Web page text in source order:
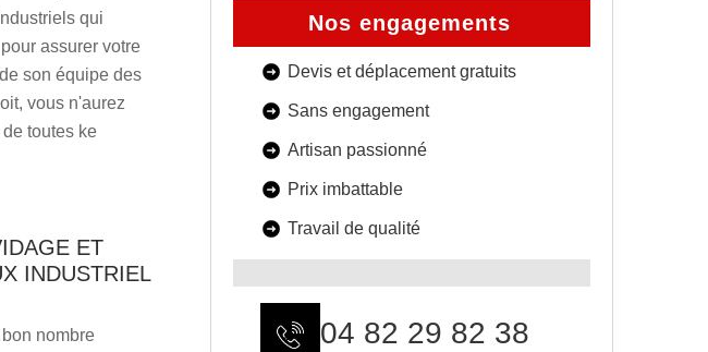
qui
assurer votre
son équipe des
vous n'aurez
toutes ke
ET
INDUSTRIEL
nombre
Nos engagements
Devis et déplacement gratuits
Sans engagement
Artisan passionné
Prix imbattable
Travail de qualité
04 82 29 82 38